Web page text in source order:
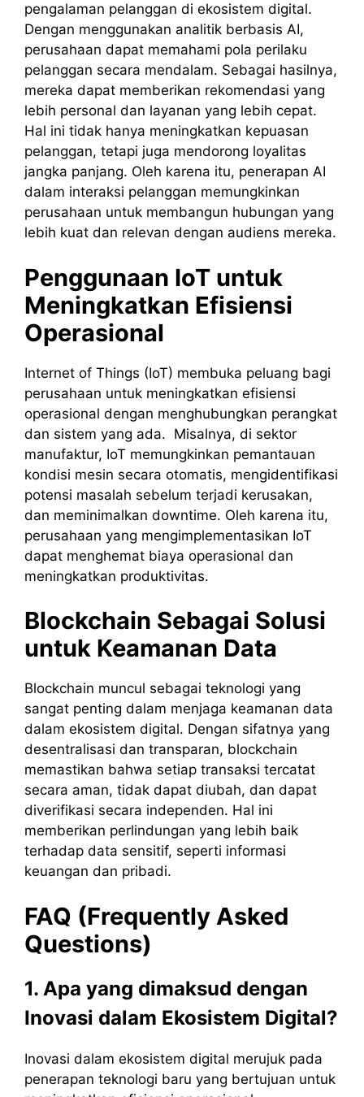
pengalaman pelanggan di ekosistem digital.
Dengan menggunakan analitik berbasis AI,
perusahaan dapat memahami pola perilaku
pelanggan secara mendalam. Sebagai hasilnya,
mereka dapat memberikan rekomendasi yang
lebih personal dan layanan yang lebih cepat.
Hal ini tidak hanya meningkatkan kepuasan
pelanggan, tetapi juga mendorong loyalitas
jangka panjang. Oleh karena itu, penerapan AI
dalam interaksi pelanggan memungkinkan
perusahaan untuk membangun hubungan yang
lebih kuat dan relevan dengan audiens mereka.
Penggunaan IoT untuk
Meningkatkan Efisiensi
Operasional
Internet of Things (IoT) membuka peluang bagi
perusahaan untuk meningkatkan efisiensi
operasional dengan menghubungkan perangkat
dan sistem yang ada. Misalnya, di sektor
manufaktur, IoT memungkinkan pemantauan
kondisi mesin secara otomatis, mengidentifikasi
potensi masalah sebelum terjadi kerusakan,
dan meminimalkan downtime. Oleh karena itu,
perusahaan yang mengimplementasikan IoT
dapat menghemat biaya operasional dan
meningkatkan produktivitas.
Blockchain Sebagai Solusi
untuk Keamanan Data
Blockchain muncul sebagai teknologi yang
sangat penting dalam menjaga keamanan data
dalam ekosistem digital. Dengan sifatnya yang
desentralisasi dan transparan, blockchain
memastikan bahwa setiap transaksi tercatat
secara aman, tidak dapat diubah, dan dapat
diverifikasi secara independen. Hal ini
memberikan perlindungan yang lebih baik
terhadap data sensitif, seperti informasi
keuangan dan pribadi.
FAQ (Frequently Asked
Questions)
1. Apa yang dimaksud dengan
Inovasi dalam Ekosistem Digital?
Inovasi dalam ekosistem digital merujuk pada
penerapan teknologi baru yang bertujuan untuk